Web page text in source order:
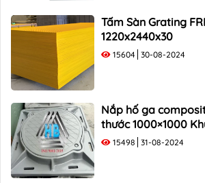
Tấm Sàn Grating
1220x2440x30
15604 30-08-2024
Nắp hố ga
thước 1000×1000
15498 31-08-2024